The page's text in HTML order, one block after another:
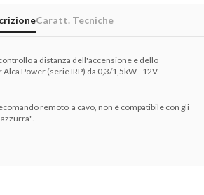
Caratt. Tecniche
a distanza dell'accensione e dello
Power (serie IRP) da 0,3/1,5kW - 12V.
remoto a cavo, non è compatibile con gli